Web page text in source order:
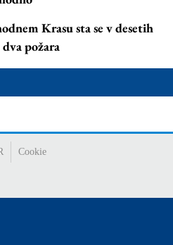
Krasu sta se v desetih
požara
Cookie